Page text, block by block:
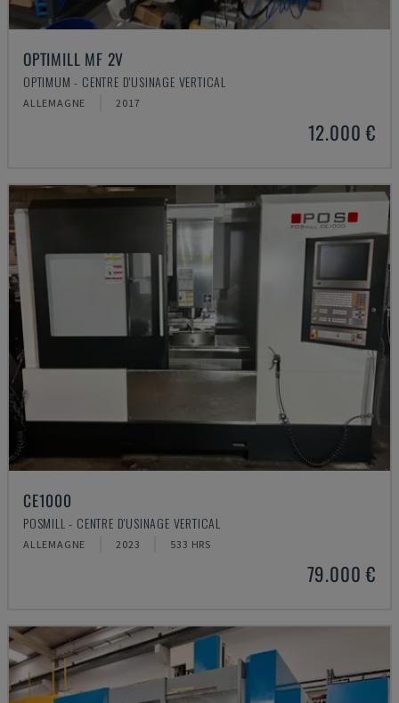
OPTIMILL MF 2V
OPTIMUM - CENTRE D'USINAGE VERTICAL
ALLEMAGNE 2017
12.000 €
CE1000
POSMILL - CENTRE D'USINAGE VERTICAL
ALLEMAGNE 2023 533 HRS
79.000 €